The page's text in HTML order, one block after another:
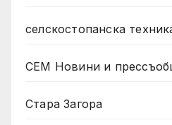
селскостопанска
СЕМ Новини и
Стара Загора